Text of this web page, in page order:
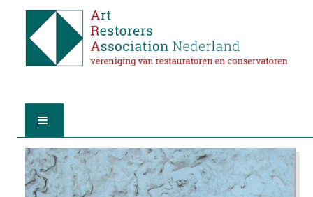
HOME
OVER A.R.A.